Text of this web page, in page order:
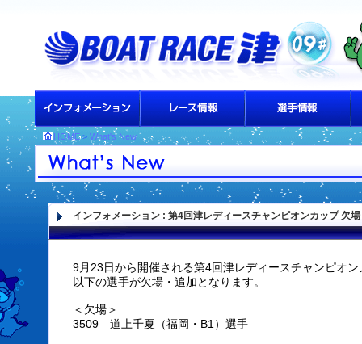
HOME> What's New
インフォメーション: 第4回津レディースチャンピオンカップ 欠
9月23日から開催される第4回津レディースチャンピオ
以下の選手が欠場・追加となります。
＜欠場＞
3509 道上千夏（福岡・B1）選手